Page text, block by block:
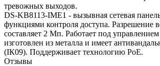
тревожных выходов.
DS-KB8113-IME1 - вызывная сетевая
функциями контроля доступа. Разрешение
составляет 2 Мп. Работает под
изготовлен из металла и имеет
(ІК09). Поддерживает технологию PoE.
Отзывы